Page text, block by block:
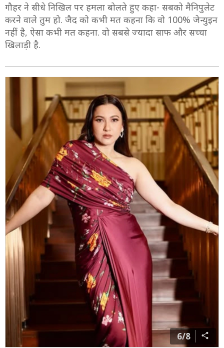
गौहर ने सीधे निखिल पर हमला बोलते हुए कहा- सबको मैनिपुलेट
करने वाले तुम हो. जैद को कभी मत कहना कि वो 100% जेन्युइन
नहीं है, ऐसा कभी मत कहना. वो सबसे ज्यादा साफ और सच्चा
खिलाड़ी है.
6/8